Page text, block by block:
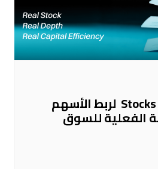
Bitget تُطلقStocks 2.0 لربط الأسهم
الفعلية للسوق